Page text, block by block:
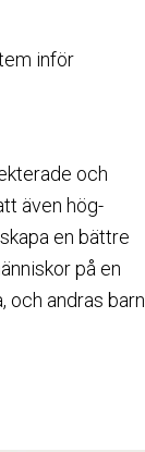
inför
och
även hög-
en bättre
på en
och andras barn